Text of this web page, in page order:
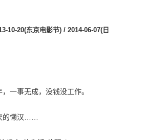
10-20(东京电影节) / 2014-06-07(日
一事无成，没钱没工作。
的懒汉……